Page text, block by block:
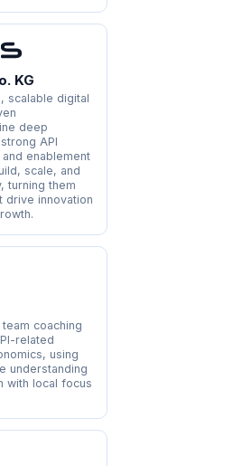
KG
scalable digital
deep
API
enablement
scale, and
turning them
drive innovation
coaching
related
using
understanding
with local focus